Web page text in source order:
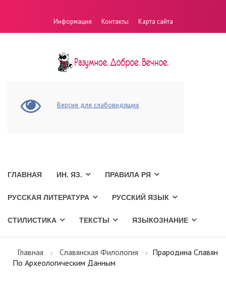
Информация Контакты Карта сайта
Версия для слабовидящих
ГЛАВНАЯ ИН. ЯЗ. ПРАВИЛА РЯ
РУССКАЯ ЛИТЕРАТУРА РУССКИЙ ЯЗЫК
СТИЛИСТИКА ТЕКСТЫ ЯЗЫКОЗНАНИЕ
Главная Славянская Филология
Прародина Славян
По Археологическим Данным